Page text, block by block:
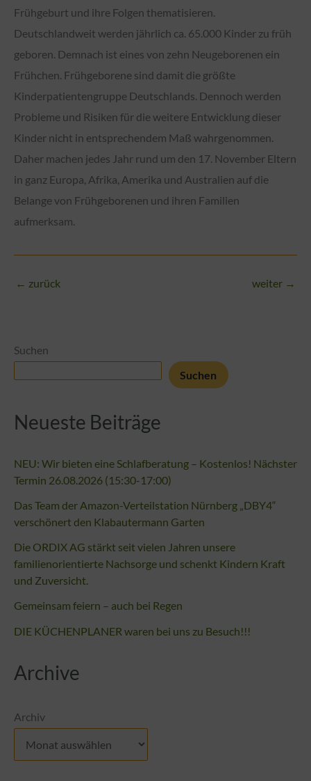
Frühgeburt und ihre Folgen thematisieren.
Deutschlandweit werden jährlich ca. 65.000 Kinder zu früh
geboren. Demnach ist eines von zehn Neugeborenen ein
Frühchen. Frühgeborene sind damit die größte
Kinderpatientengruppe Deutschlands. Dennoch werden
Probleme und Risiken für die weitere Entwicklung dieser
Kinder nicht in entsprechendem Maß wahrgenommen.
Daher machen jedes Jahr rund um den 17. November Eltern
in ganz Europa, Afrika, Amerika und Australien auf die
Belange von Frühgeborenen und ihren Familien
aufmerksam.
← zurück weiter →
Suchen
Suchen
Neueste Beiträge
NEU: Wir bieten eine Schlafberatung – Kostenlos! Nächster
Termin 26.08.2026 (15:30-17:00)
Das Team der Amazon-Verteilstation Nürnberg „DBY4“
verschönert den Klabautermann Garten
Die ORDIX AG stärkt seit vielen Jahren unsere
familienorientierte Nachsorge und schenkt Kindern Kraft
und Zuversicht.
Gemeinsam feiern – auch bei Regen
DIE KÜCHENPLANER waren bei uns zu Besuch!!!
Archive
Archiv